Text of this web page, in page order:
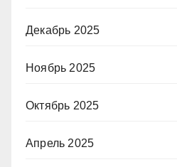
Декабрь 2025
Ноябрь 2025
Октябрь 2025
Апрель 2025